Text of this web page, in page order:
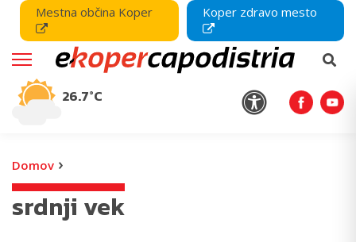
Mestna občina Koper Koper zdravo mesto
26.7°C
Domov ›
srdnji vek